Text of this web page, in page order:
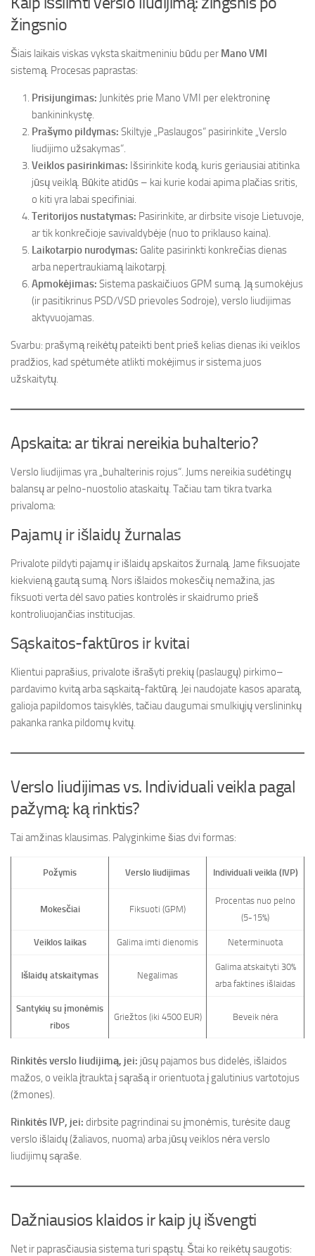
žingsnio
Šiais laikais viskas vyksta skaitmeniniu būdu per Mano VMI
sistemą. Procesas paprastas:
Prisijungimas: Junkitės prie Mano VMI per elektroninę
bankininkystę.
Prašymo pildymas: Skiltyje „Paslaugos“ pasirinkite „Verslo
liudijimo užsakymas“.
Veiklos pasirinkimas: Išsirinkite kodą, kuris geriausiai atitinka
jūsų veiklą. Būkite atidūs – kai kurie kodai apima plačias sritis,
o kiti yra labai specifiniai.
Teritorijos nustatymas: Pasirinkite, ar dirbsite visoje Lietuvoje,
ar tik konkrečioje savivaldybėje (nuo to priklauso kaina).
Laikotarpio nurodymas: Galite pasirinkti konkrečias dienas
arba nepertraukiamą laikotarpį.
Apmokėjimas: Sistema paskaičiuos GPM sumą. Ją sumokėjus
(ir pasitikrinus PSD/VSD prievoles Sodroje), verslo liudijimas
aktyvuojamas.
Svarbu: prašymą reikėtų pateikti bent prieš kelias dienas iki veiklos
pradžios, kad spėtumėte atlikti mokėjimus ir sistema juos
užskaitytų.
Apskaita: ar tikrai nereikia buhalterio?
Verslo liudijimas yra „buhalterinis rojus“. Jums nereikia sudėtingų
balansų ar pelno-nuostolio ataskaitų. Tačiau tam tikra tvarka
privaloma:
Pajamų ir išlaidų žurnalas
Privalote pildyti pajamų ir išlaidų apskaitos žurnalą. Jame fiksuojate
kiekvieną gautą sumą. Nors išlaidos mokesčių nemažina, jas
fiksuoti verta dėl savo paties kontrolės ir skaidrumo prieš
kontroliuojančias institucijas.
Sąskaitos-faktūros ir kvitai
Klientui paprašius, privalote išrašyti prekių (paslaugų) pirkimo–
pardavimo kvitą arba sąskaitą-faktūrą. Jei naudojate kasos aparatą,
galioja papildomos taisyklės, tačiau daugumai smulkiųjų verslininkų
pakanka ranka pildomų kvitų.
Verslo liudijimas vs. Individuali veikla pagal
pažymą: ką rinktis?
Tai amžinas klausimas. Palyginkime šias dvi formas:
Požymis Verslo liudijimas Individuali veikla (IVP)
Mokesčiai Fiksuoti (GPM)
Procentas nuo pelno
(5-15%)
Veiklos laikas Galima imti dienomis Neterminuota
Išlaidų atskaitymas Negalimas
Galima atskaityti 30%
arba faktines išlaidas
Santykių su įmonėmis
ribos
Griežtos (iki 4500 EUR) Beveik nėra
Rinkitės verslo liudijimą, jei: jūsų pajamos bus didelės, išlaidos
mažos, o veikla įtraukta į sąrašą ir orientuota į galutinius vartotojus
(žmones).
Rinkitės IVP, jei: dirbsite pagrindinai su įmonėmis, turėsite daug
verslo išlaidų (žaliavos, nuoma) arba jūsų veiklos nėra verslo
liudijimų sąraše.
Dažniausios klaidos ir kaip jų išvengti
Net ir paprasčiausia sistema turi spąstų. Štai ko reikėtų saugotis: